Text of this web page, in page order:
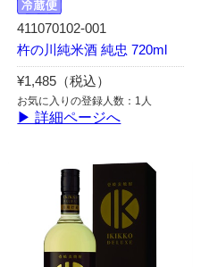
411070102-001
杵の川純米酒 純忠 720ml
¥1,485（税込）
お気に入りの登録人数：1人
▶ 詳細ページへ